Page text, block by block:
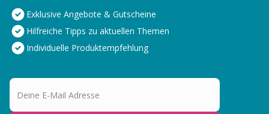
Exklusive Angebote & Gutscheine
Hilfreiche Tipps zu aktuellen Themen
Individuelle Produktempfehlung
Deine E-Mail Adresse